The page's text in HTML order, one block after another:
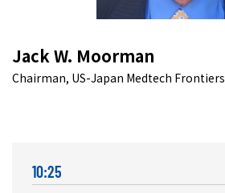
Jack W. Moorman
Chairman, US-Japan Medtech Frontiers
10:25